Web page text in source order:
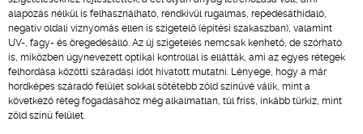
alapozás nélkül is felhasználható, rendkívül rugalmas, repedésáthidaló,
negatív oldali víznyomás ellen is szigetelő (építési szakaszban), valamint
UV-, fagy- és öregedésálló. Az új szigetelés nemcsak kenhető, de szórható
is, miközben úgynevezett optikai kontrollal is ellátták, ami az egyes rétegek
felhordása közötti száradási időt hivatott mutatni. Lényege, hogy a már
hordképes száradó felület sokkal sötétebb zöld színűvé válik, mint a
következő réteg fogadásához még alkalmatlan, túl friss, inkább türkiz, mint
zöld színű felület.